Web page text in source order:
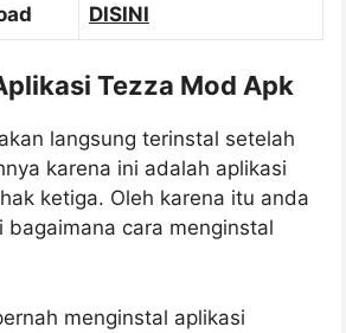
DISINI
Tezza Mod Apk
langsung terinstal setelah
karena ini adalah aplikasi
ketiga. Oleh karena itu anda
bagaimana cara menginstal
menginstal aplikasi